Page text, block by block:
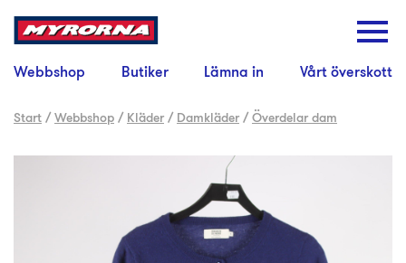
Webbshop Butiker Lämna in Vårt överskott
Start /Webbshop / Kläder / Damkläder /Överdelar dam